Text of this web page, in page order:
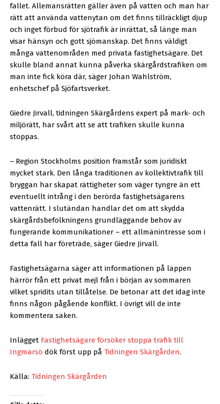
fallet. Allemansrätten gäller även på vatten och man har
rätt att använda vattenytan om det finns tillräckligt djup
och inget förbud för sjötrafik är inrättat, så länge man
visar hänsyn och gott sjömanskap. Det finns väldigt
många vattenområden med privata fastighetsägare. Det
skulle bland annat kunna påverka skärgårdstrafiken om
man inte fick köra där, säger Johan Wahlström,
enhetschef på Sjöfartsverket.
Giedre Jirvall, tidningen Skärgårdens expert på mark- och
miljörätt, har svårt att se att trafiken skulle kunna
stoppas.
– Region Stockholms position framstår som juridiskt
mycket stark. Den långa traditionen av kollektivtrafik till
bryggan har skapat rättigheter som väger tyngre än ett
eventuellt intrång i den berörda fastighetsägarens
vattenrätt. I slutändan handlar det om att skydda
skärgårdsbefolkningens grundläggande behov av
fungerande kommunikationer – ett allmänintresse som i
detta fall har företräde, säger Giedre Jirvall.
Fastighetsägarna säger att informationen på lappen
härrör från ett privat mejl från i början av sommaren
vilket spridits utan tillåtelse. De betonar att det idag inte
finns någon pågående konflikt. I övrigt vill de inte
kommentera saken.
Inlägget Fastighetsägare försöker stoppa trafik till
Ingmarsö dök först upp på Tidningen Skärgården.
Källa: Tidningen Skärgården